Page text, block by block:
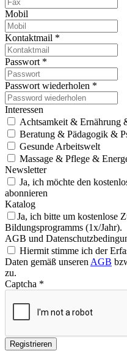
Mobil
Kontaktmail *
Passwort *
Passwort wiederholen *
Interessen
Achtsamkeit & Ernährung
Beratung & Pädagogik &
Gesunde Arbeitswelt
Massage & Pflege &
Newsletter
Ja, ich möchte den
abonnieren
Katalog
Ja, ich bitte um kostenlose
Bildungsprogramms (1x/Jahr).
AGB und
Hiermit stimme ich der
Daten gemäß unserenAGB
zu.
Captcha *